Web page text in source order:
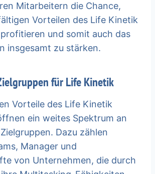
Mitarbeitern die Chance,
Vorteilen des Life Kinetik
und somit auch das
insgesamt zu stärken.
für Life Kinetik
Vorteile des Life Kinetik
ein weites Spektrum an
Dazu zählen
Manager und
von Unternehmen, die durch